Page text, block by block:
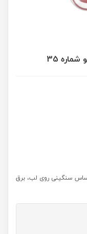
35
سنگینی روی لب، برق